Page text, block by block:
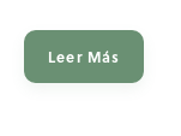
Leer Más